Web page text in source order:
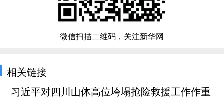
微信扫描二维码，关注新华网
相关链接
习近平对四川山体高位垮塌抢险救援工作作重